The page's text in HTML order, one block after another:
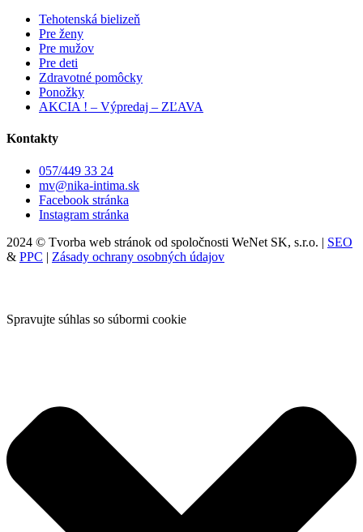
Tehotenská bielizeň
Pre ženy
Pre mužov
Pre deti
Zdravotné pomôcky
Ponožky
AKCIA ! – Výpredaj – ZĽAVA
Kontakty
057/449 33 24
mv@nika-intima.sk
Facebook stránka
Instagram stránka
2024 © Tvorba web stránok od spoločnosti WeNet SK, s.r.o. | SEO
& PPC | Zásady ochrany osobných údajov
Spravujte súhlas so súbormi cookie